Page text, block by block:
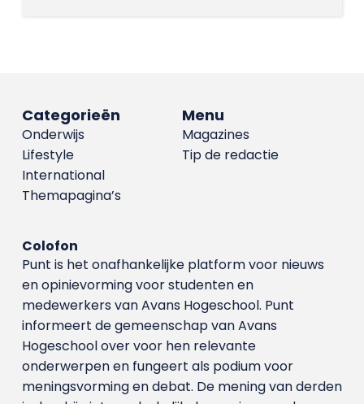
Menu
Magazines
Tip de redactie
Categorieën
Onderwijs
Lifestyle
International
Themapagina’s
Colofon
Punt is het onafhankelijke platform voor nieuws
en opinievorming voor studenten en
medewerkers van Avans Hoge­school. Punt
informeert de gemeenschap van Avans
Hogeschool over voor hen relevante
onderwerpen en fungeert als podium voor
meningsvorming en debat. De mening van derden